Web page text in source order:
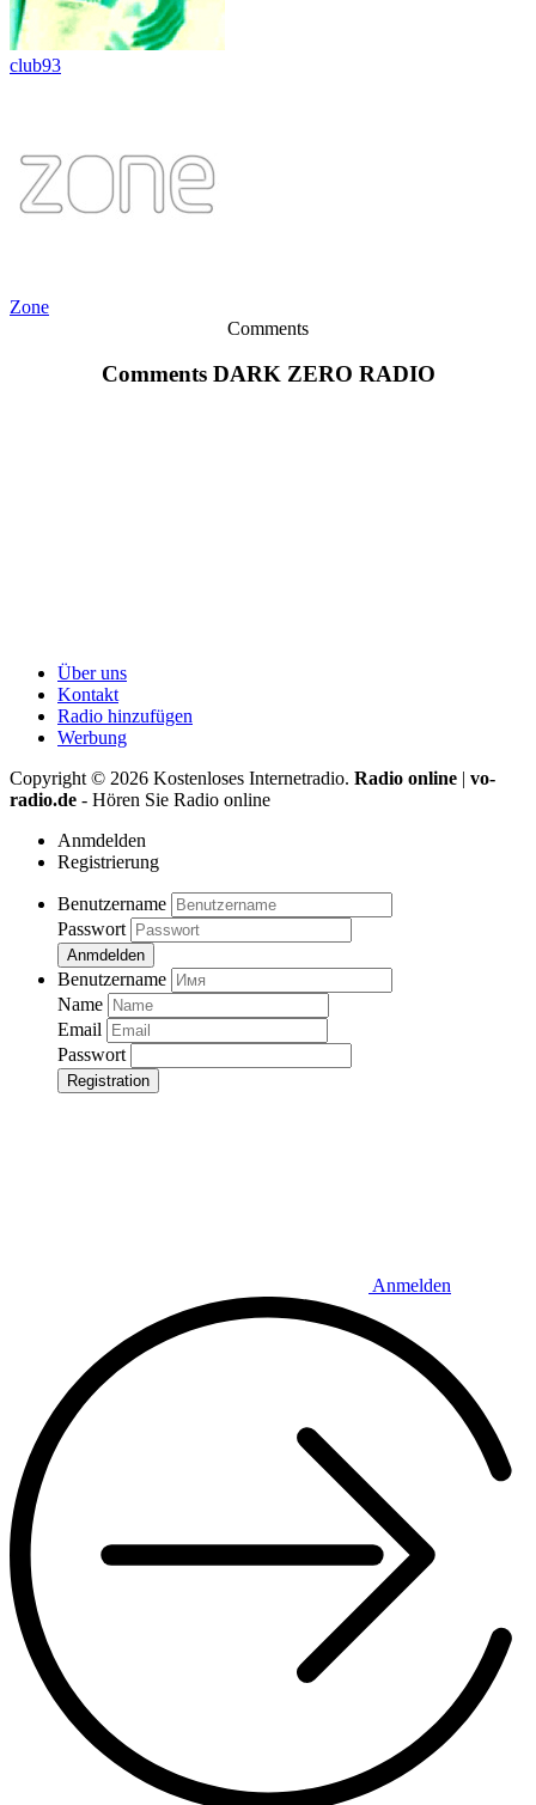
club93
Zone
Comments
Comments DARK ZERO RADIO
Über uns
Kontakt
Radio hinzufügen
Werbung
Copyright © 2026 Kostenloses Internetradio. Radio online | vo-
radio.de - Hören Sie Radio online
Anmdelden
Registrierung
Benutzername
Passwort
Anmdelden
Benutzername
Name
Email
Passwort
Registration
Anmelden